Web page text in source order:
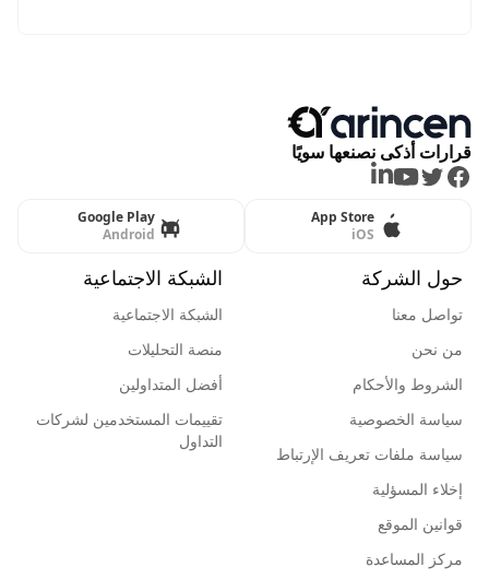
قرارات أذكى نصنعها سويًا
Facebook
Twitter
Youtube
LinkedIn
App Store
iOS
Google Play
Android
حول الشركة
تواصل معنا
من نحن
الشروط والأحكام
سياسة الخصوصية
سياسة ملفات تعريف الإرتباط
إخلاء المسؤلية
قوانين الموقع
مركز المساعدة
الشبكة الاجتماعية
الشبكة الاجتماعية
منصة التحليلات
أفضل المتداولين
تقييمات المستخدمين لشركات
التداول